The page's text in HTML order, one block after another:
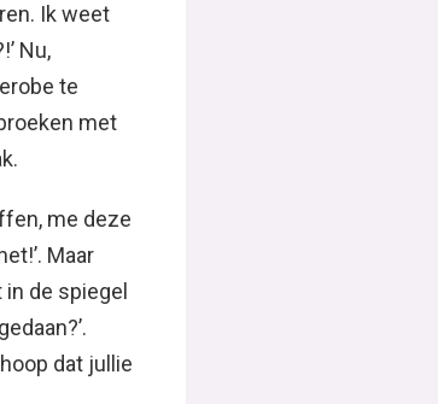
Ik weet
Nu,
te
met
me deze
Maar
de spiegel
dat jullie